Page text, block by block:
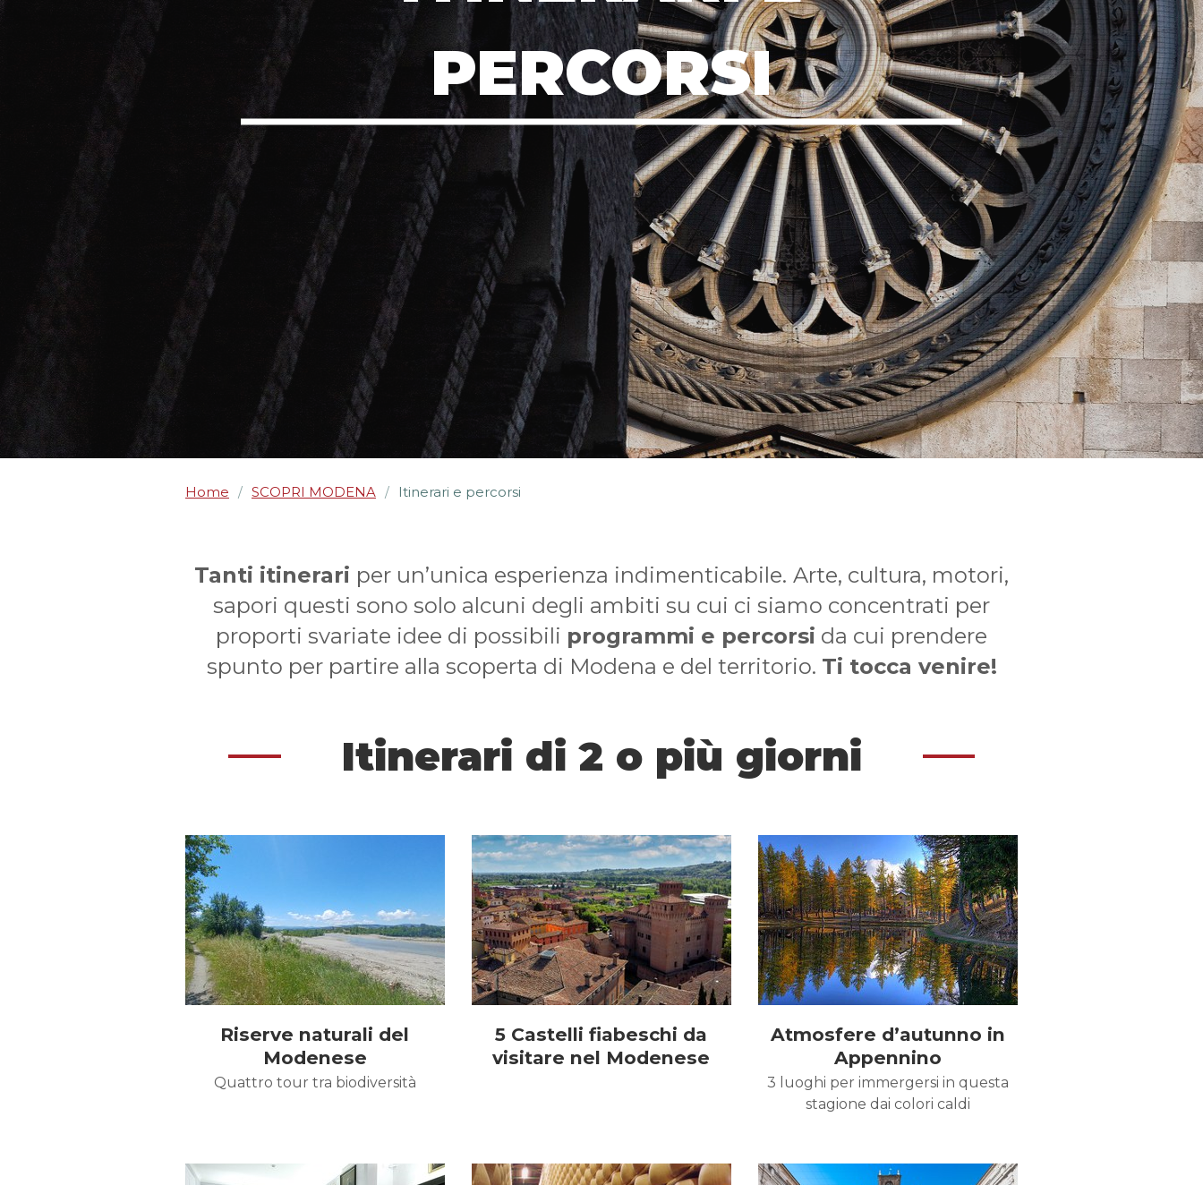
PERCORSI
Home / SCOPRI MODENA / Itinerari e percorsi
Tanti itinerari per un’unica esperienza indimenticabile. Arte, cultura, motori,
sapori questi sono solo alcuni degli ambiti su cui ci siamo concentrati per
proporti svariate idee di possibili programmi e percorsi da cui prendere
spunto per partire alla scoperta di Modena e del territorio. Ti tocca venire!
Itinerari di 2 o più giorni
Riserve naturali del
Modenese
Quattro tour tra biodiversità
5 Castelli fiabeschi da
visitare nel Modenese
Atmosfere d’autunno in
Appennino
3 luoghi per immergersi in questa
stagione dai colori caldi